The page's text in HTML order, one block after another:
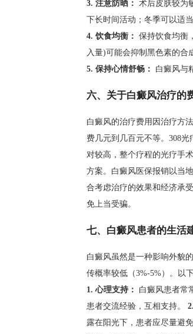
3. 注意防晒： 术后皮肤较为
下长时间活动；冬季可以适
4. 饮食均衡： 保持饮食均衡
入量)可能会抑制黑色素的合
5. 保持心情舒畅：
白癜风与
六、关于白癜风治疗的
白癜风的治疗费用因治疗方
费几元到几百元不等。308
对较高，整个疗程的光疗手
方案。白癜风医保报销以当
合考虑治疗的效果和经济承
免上当受骗。
七、白癜风患者的生活
白癜风虽然是一种影响外貌
传概率较低（3%-5%）。以
1. 心理支持：
白癜风患者常
患者交流经验，互相支持。
露在阳光下，患者应尽量避